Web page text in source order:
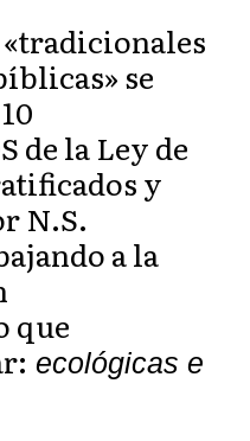
se
de la Ley de
y
N.S.
a la
que
ecológicas e